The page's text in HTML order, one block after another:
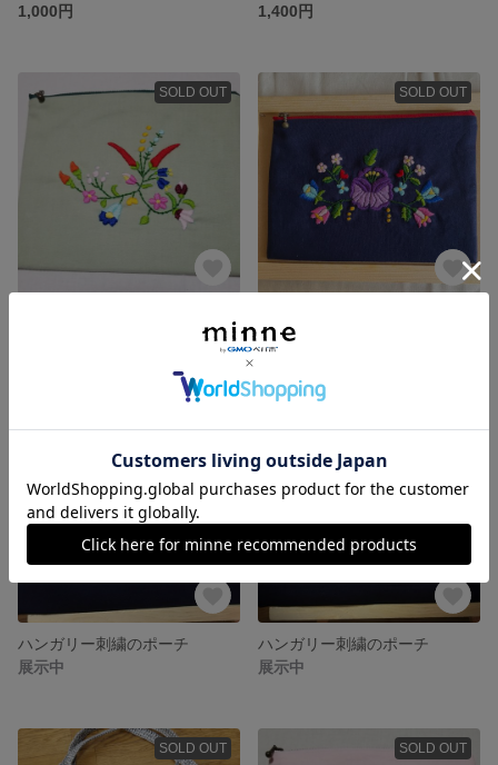
1,000円 1,400円
SOLD OUT SOLD OUT
1,400円
ハンガリー刺繍のポーチ
展示中
ハンガリー刺繍のポーチ
展示中
SOLD OUT SOLD OUT